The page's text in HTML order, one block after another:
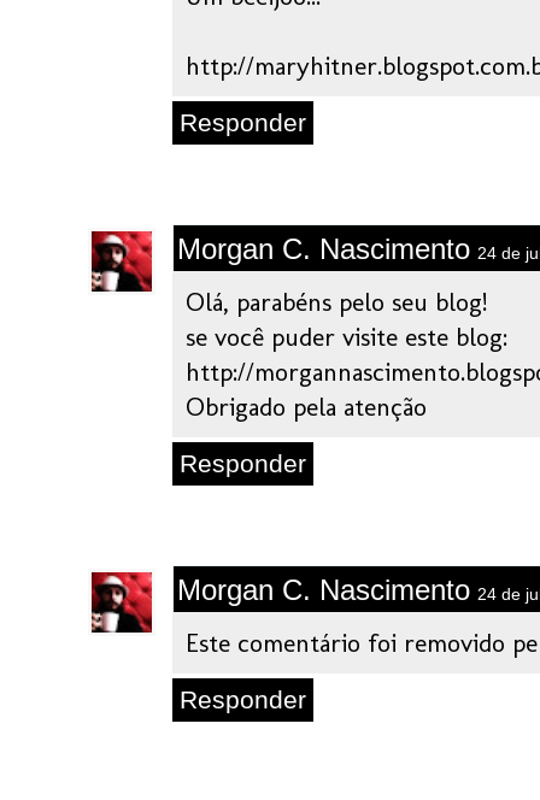
http://
Responder
Morgan C. Nascimento 24 de
Olá, parabéns pelo seu blog!
se você puder visite este blog:
http://
Obrigado pela atenção
Responder
Morgan C. Nascimento 24 de
Este comentário foi removido
Responder